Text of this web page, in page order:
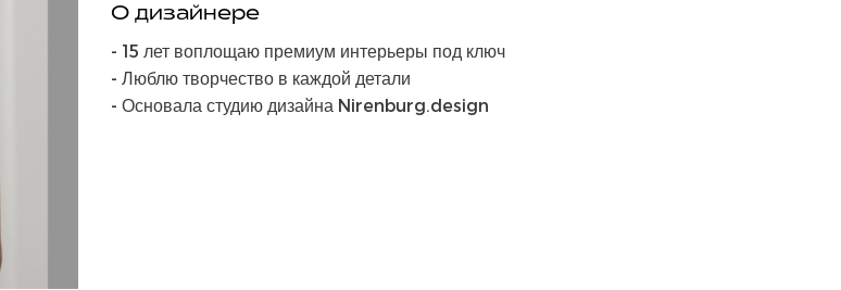
О дизайнере
- 15 лет воплощаю премиум интерьеры под ключ
- Люблю творчество в каждой детали
- Основала студию дизайна Nirenburg.design